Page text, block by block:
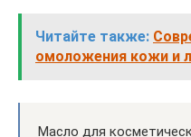
Читайте также:
омоложения кожи и
Масло для